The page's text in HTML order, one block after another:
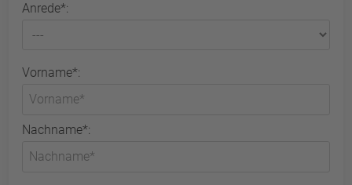
Anrede*:
Vorname*:
Nachname*: